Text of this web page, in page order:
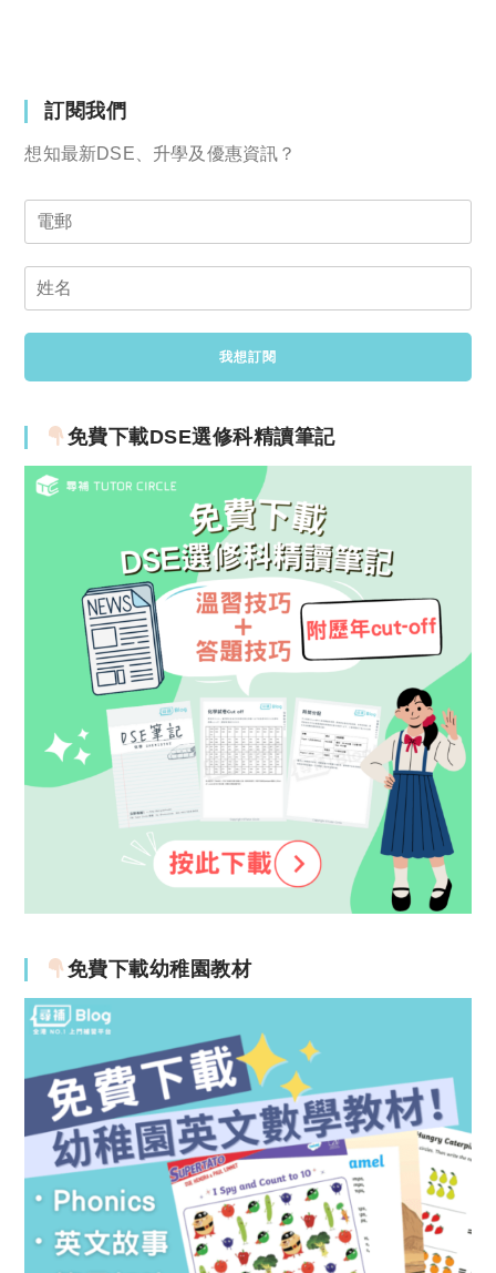
訂閱我們
想知最新DSE、升學及優惠資訊？
免費下載DSE選修科精讀筆記
免費下載幼稚園教材